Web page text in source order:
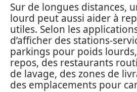
Sur de longues distances,
lourd peut aussi aider à
utiles. Selon les
d’afficher des stations-
parkings pour poids
repos, des restaurants
de lavage, des zones de
des emplacements pour